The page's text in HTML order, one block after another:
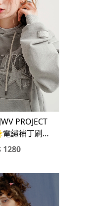
PROJECT
繡補丁刷舊
帽踢
1280